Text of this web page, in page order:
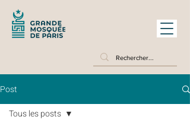
Post
Tous les posts